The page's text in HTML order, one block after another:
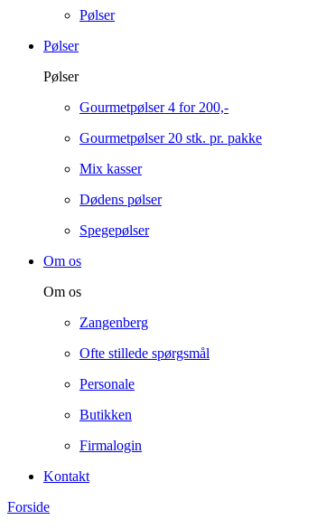
Pølser
Pølser
Pølser
Gourmetpølser 4 for 200,-
Gourmetpølser 20 stk. pr. pakke
Mix kasser
Dødens pølser
Spegepølser
Om os
Om os
Zangenberg
Ofte stillede spørgsmål
Personale
Butikken
Firmalogin
Kontakt
Forside